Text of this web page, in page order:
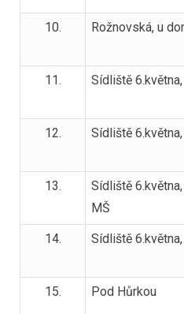
10. Rožnovská, u
11. Sídliště
12. Sídliště
13.
Sídliště
MŠ
14. Sídliště
15. Pod Hůrkou